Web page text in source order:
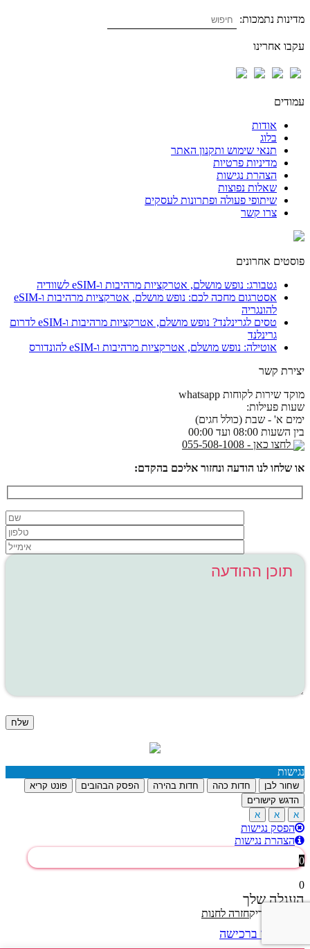
מדינות נתמכות:
עקבו אחרינו
עמודים
אודות
בלוג
תנאי שימוש ותקנון האתר
מדיניות פרטיות
הצהרת נגישות
שאלות נפוצות
שיתופי פעולה ופתרונות לעסקים
צרו קשר
פוסטים אחרונים
גטבורג: נופש מושלם, אטרקציות מרהיבות ו-eSIM לשוודיה
אסטרגום מחכה לכם: נופש מושלם, אטרקציות מרהיבות ו-eSIM
להונגריה
טסים לגרינלנד? נופש מושלם, אטרקציות מרהיבות ו-eSIM לדרום
גרינלנד
אוטילה: נופש מושלם, אטרקציות מרהיבות ו-eSIM להונדורס
יצירת קשר
מוקד שירות לקוחות whatsapp
שעות פעילות:
ימים א' - שבת (כולל חגים)
בין השעות 08:00 ועד 00:00
לחצו כאן - 055-508-1008
או שלחו לנו הודעה ונחזור אליכם בהקדם:
נגישות
שחור לבן חדות כהה חדות בהירה הפסק הבהובים
פונט קריא
הדגש קישורים
א
א א
הפסק נגישות
הצהרת נגישות
0
0
העגלה שלך
הסל שלך ריקחזרה לחנות
המשך ברכישה